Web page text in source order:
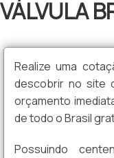
VÁLVULA
Realize uma
descobrir no site
orçamento
de todo o Brasil
Possuindo